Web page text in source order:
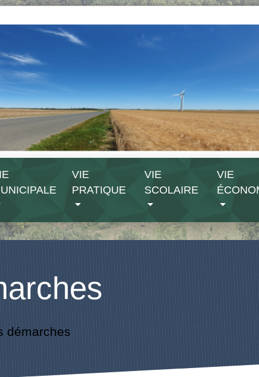
VIE
PRATIQUE
VIE
SCOLAIRE
VIE
démarches